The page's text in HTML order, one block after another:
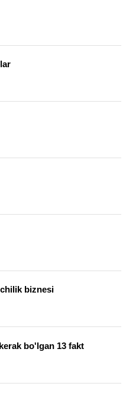
biznesi
bo'lgan 13 fakt